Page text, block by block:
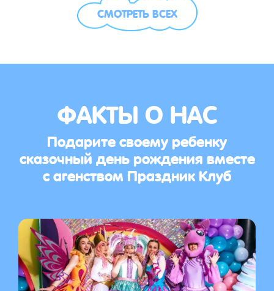
СМОТРЕТЬ ВСЕХ
ФАКТЫ О НАС
Подарите своему ребенку
сказочный день рождения вместе
с агенством Праздник Клуб